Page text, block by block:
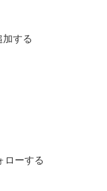
する
ローする